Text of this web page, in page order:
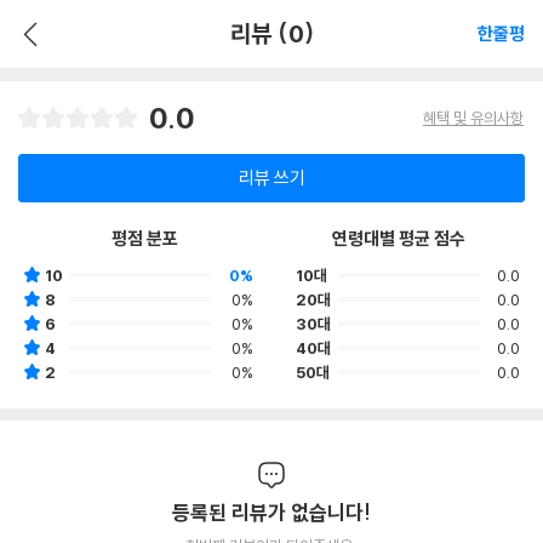
리뷰 (0) 한줄평
0.0 혜택 및 유의사항
리뷰 쓰기
평점 분포
10
0%
8
0%
6
0%
4
0%
2
0%
연령대별 평균 점수
10대
0.0
20대
0.0
30대
0.0
40대
0.0
50대
0.0
등록된 리뷰가 없습니다!